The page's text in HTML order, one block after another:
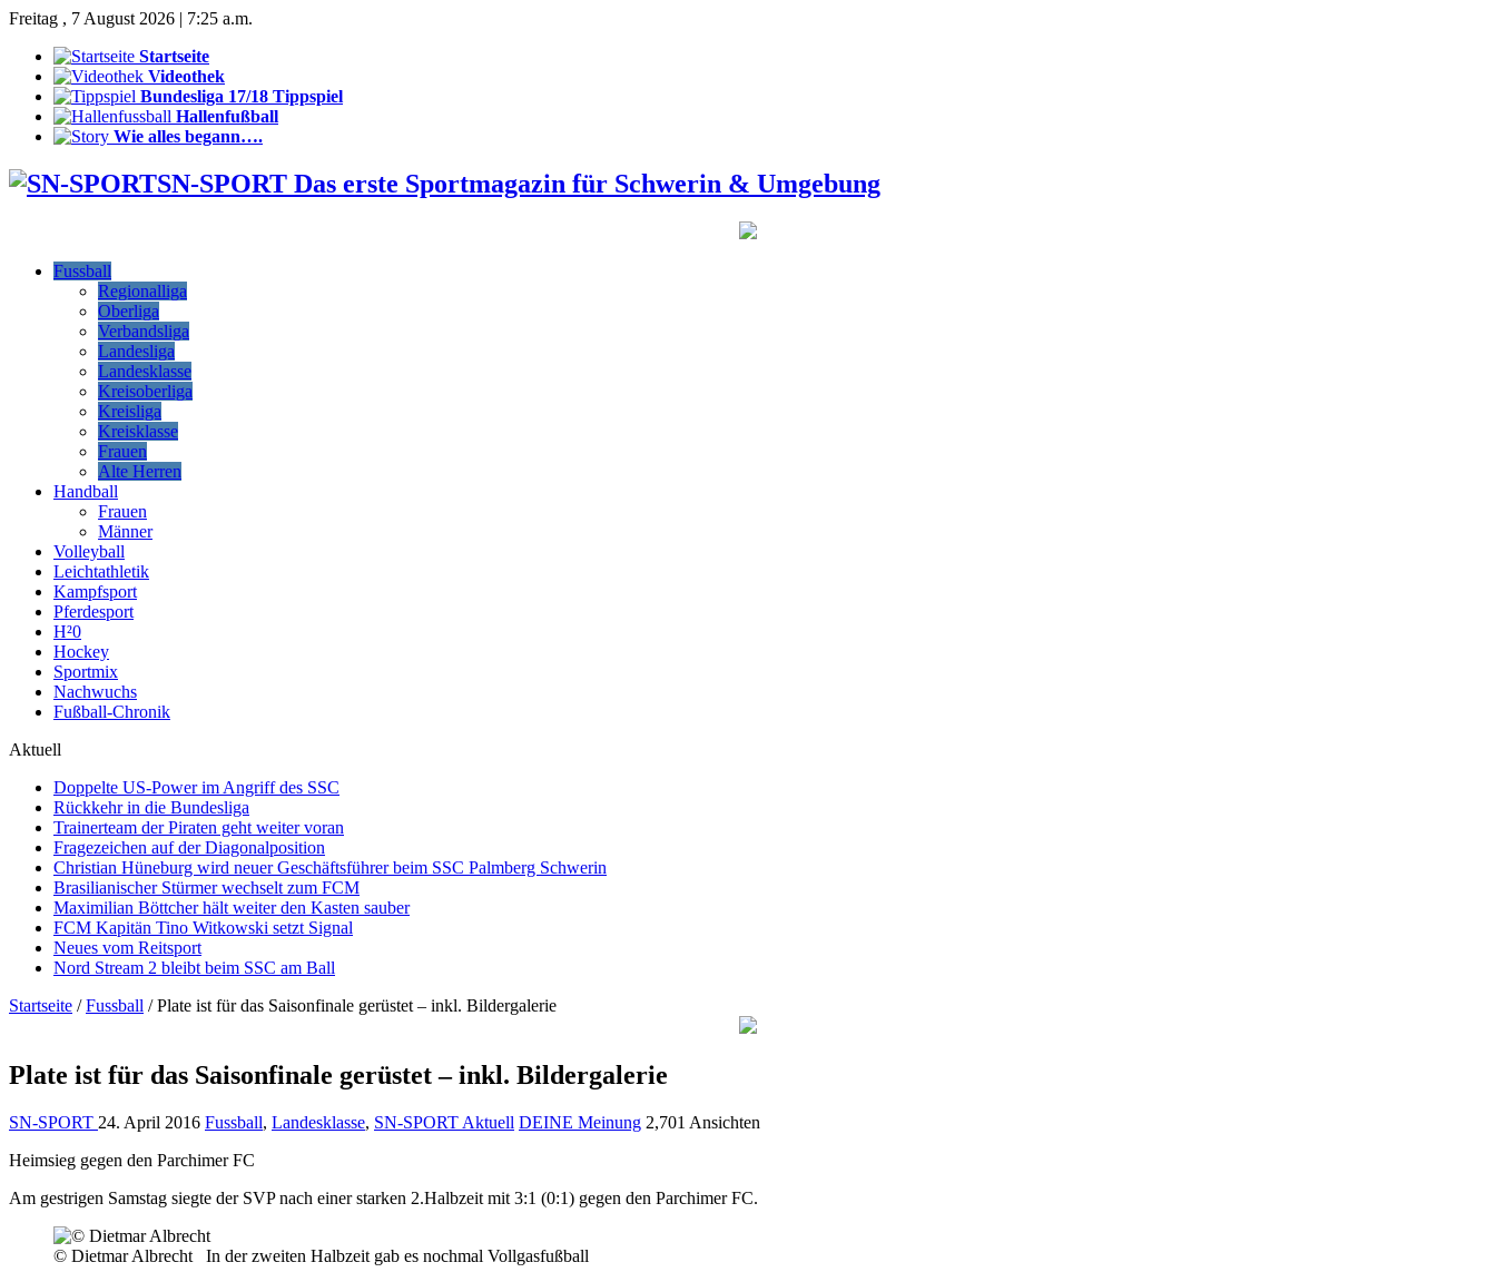
Freitag , 7 August 2026 | 7:25 a.m.
Startseite
Videothek
Bundesliga 17/18 Tippspiel
Hallenfußball
Wie alles begann….
SN-SPORT Das erste Sportmagazin für Schwerin & Umgebung
Fussball
Regionalliga
Oberliga
Verbandsliga
Landesliga
Landesklasse
Kreisoberliga
Kreisliga
Kreisklasse
Frauen
Alte Herren
Handball
Frauen
Männer
Volleyball
Leichtathletik
Kampfsport
Pferdesport
H²0
Hockey
Sportmix
Nachwuchs
Fußball-Chronik
Aktuell
Doppelte US-Power im Angriff des SSC
Rückkehr in die Bundesliga
Trainerteam der Piraten geht weiter voran
Fragezeichen auf der Diagonalposition
Christian Hüneburg wird neuer Geschäftsführer beim SSC Palmberg Schwerin
Brasilianischer Stürmer wechselt zum FCM
Maximilian Böttcher hält weiter den Kasten sauber
FCM Kapitän Tino Witkowski setzt Signal
Neues vom Reitsport
Nord Stream 2 bleibt beim SSC am Ball
Startseite / Fussball / Plate ist für das Saisonfinale gerüstet – inkl. Bildergalerie
Plate ist für das Saisonfinale gerüstet – inkl. Bildergalerie
SN-SPORT 24. April 2016 Fussball, Landesklasse, SN-SPORT Aktuell DEINE Meinung 2,701 Ansichten
Heimsieg gegen den Parchimer FC
Am gestrigen Samstag siegte der SVP nach einer starken 2.Halbzeit mit 3:1 (0:1) gegen den Parchimer FC.
© Dietmar Albrecht In der zweiten Halbzeit gab es nochmal Vollgasfußball